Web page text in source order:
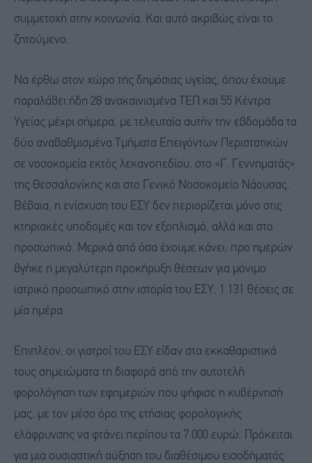
συμμετοχή στην κοινωνία. Και αυτό ακριβώς είναι το
ζητούμενο.
Να έρθω στον χώρο της δημόσιας υγείας, όπου έχουμε
παραλάβει ήδη 28 ανακαινισμένα ΤΕΠ και 55 Κέντρα
Υγείας μέχρι σήμερα, με τελευταία αυτήν την εβδομάδα τα
δύο αναβαθμισμένα Τμήματα Επειγόντων Περιστατικών
σε νοσοκομεία εκτός λεκανοπεδίου, στο «Γ. Γεννηματάς»
της Θεσσαλονίκης και στο Γενικό Νοσοκομείο Νάουσας.
Βέβαια, η ενίσχυση του ΕΣΥ δεν περιορίζεται μόνο στις
κτηριακές υποδομές και τον εξοπλισμό, αλλά και στο
προσωπικό. Μερικά από όσα έχουμε κάνει: προ ημερών
βγήκε η μεγαλύτερη προκήρυξη θέσεων για μόνιμο
ιατρικό προσωπικό στην ιστορία του ΕΣΥ, 1.131 θέσεις σε
μία ημέρα.
Επιπλέον, οι γιατροί του ΕΣΥ είδαν στα εκκαθαριστικά
τους σημειώματα τη διαφορά από την αυτοτελή
φορολόγηση των εφημεριών που ψήφισε η κυβέρνησή
μας, με τον μέσο όρο της ετήσιας φορολογικής
ελάφρυνσης να φτάνει περίπου τα 7.000 ευρώ. Πρόκειται
για μια ουσιαστική αύξηση του διαθέσιμου εισοδήματός